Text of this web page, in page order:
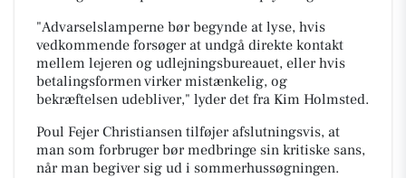
"Advarselslamperne bør begynde at lyse, hvis
vedkommende forsøger at undgå direkte kontakt
mellem lejeren og udlejningsbureauet, eller hvis
betalingsformen virker mistænkelig, og
bekræftelsen udebliver," lyder det fra Kim Holmsted.
Poul Fejer Christiansen tilføjer afslutningsvis, at
man som forbruger bør medbringe sin kritiske sans,
når man begiver sig ud i sommerhussøgningen.